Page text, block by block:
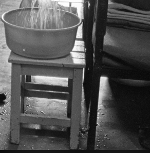
1987 · Márianosztra
Márianosztrai Fegyház és Börtön, zárka, naposok beosztása.